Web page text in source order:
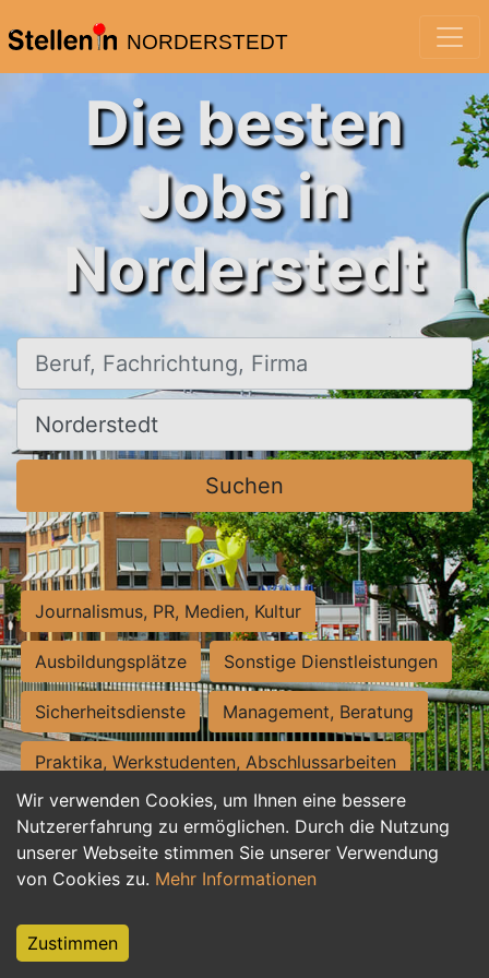
NORDERSTEDT
Wir verwenden Cookies, um Ihnen eine bessere
Nutzererfahrung zu ermöglichen. Durch die Nutzung
unserer Webseite stimmen Sie unserer Verwendung
von Cookies zu. Mehr Informationen
Zustimmen
Die besten
Jobs in
Norderstedt
Beruf, Fachrichtung, Firma
Ort, Stadt
Suchen
Journalismus, PR, Medien, Kultur
Ausbildungsplätze Sonstige Dienstleistungen
Sicherheitsdienste Management, Beratung
Praktika, Werkstudenten, Abschlussarbeiten
Personalwesen Assistenz, Sekretariat
Hilfskräfte, Aushilfs- und Nebenjobs
Weiterbildung, Studium, duale Ausbildung